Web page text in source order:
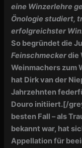
eine Winzerlehre
Önologie studiert,
erfolg­reichster
So begründet die
Feinschmeckerdie
Weinmachers zum
hat Dirk van der
Jahrzehnten
Douro initiiert.[/
besten Fall – als
bekannt war, hat
Appellation für